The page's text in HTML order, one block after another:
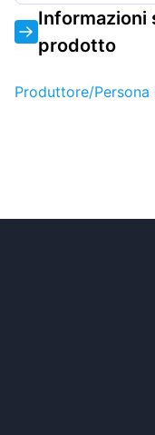
Informazioni
prodotto
Produttore/Persona